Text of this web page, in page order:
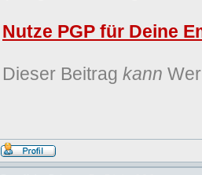
Nutze PGP für Deine
Dieser Beitrag kann